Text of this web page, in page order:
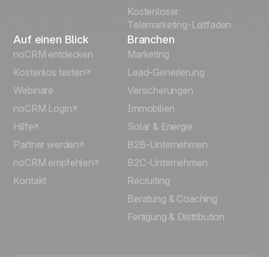
Kostenloser
Telemarketing-Leitfaden
Auf einen Blick
noCRM entdecken
Kostenlos testen
Webinare
noCRM Login
Hilfe
Partner werden
noCRM empfehlen
Kontakt
Branchen
Marketing
Lead-Generierung
Versicherungen
Immobilien
Solar & Energie
B2B-Unternehmen
B2C-Unternehmen
Recruiting
Beratung & Coaching
Fertigung & Distribution